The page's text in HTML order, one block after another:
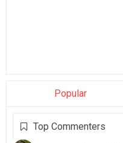
Popular
Top Commenters